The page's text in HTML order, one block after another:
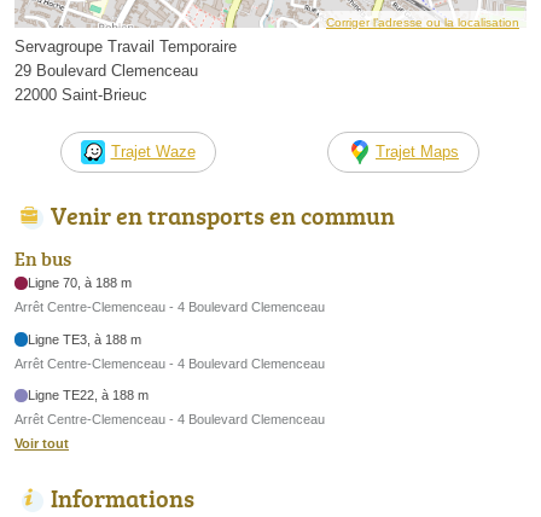
Corriger l’adresse ou la localisation
Servagroupe Travail Temporaire
29 Boulevard Clemenceau
22000 Saint-Brieuc
Trajet Waze Trajet Maps
Venir en transports en commun
En bus
Ligne 70, à 188 m
Arrêt Centre-Clemenceau - 4 Boulevard Clemenceau
Ligne TE3, à 188 m
Arrêt Centre-Clemenceau - 4 Boulevard Clemenceau
Ligne TE22, à 188 m
Arrêt Centre-Clemenceau - 4 Boulevard Clemenceau
Voir tout
Informations